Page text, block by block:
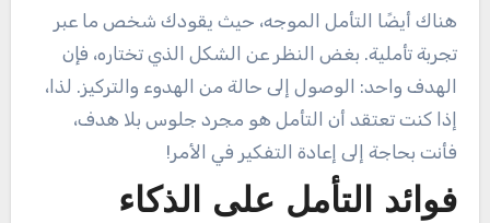
هناك أيضًا التأمل الموجه، حيث يقودك شخص ما عبر
تجربة تأملية. بغض النظر عن الشكل الذي تختاره، فإن
الهدف واحد: الوصول إلى حالة من الهدوء والتركيز. لذا،
إذا كنت تعتقد أن التأمل هو مجرد جلوس بلا هدف،
فأنت بحاجة إلى إعادة التفكير في الأمر!
فوائد التأمل على الذكاء